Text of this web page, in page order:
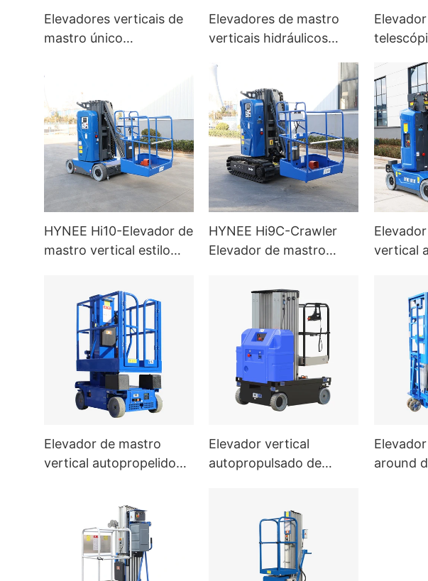
Elevadores verticais de
mastro único
Elevadores de mastro
verticais hidráulicos
HYNEE Hi10-Elevador de
mastro vertical estilo
HYNEE Hi9C-Crawler
Elevador de mastro
vertical
Elevador de mastro
vertical autopropelido
Elevador vertical
autopropulsado de
around